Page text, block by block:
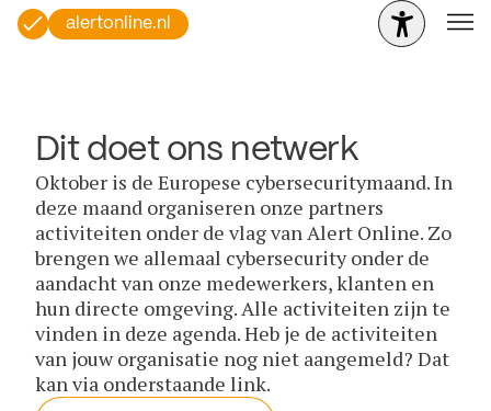
alertonline.nl
Dit doet ons netwerk
Oktober is de Europese cybersecuritymaand. In
deze maand organiseren onze partners
activiteiten onder de vlag van Alert Online. Zo
brengen we allemaal cybersecurity onder de
aandacht van onze medewerkers, klanten en
hun directe omgeving. Alle activiteiten zijn te
vinden in deze agenda. Heb je de activiteiten
van jouw organisatie nog niet aangemeld? Dat
kan via onderstaande link.